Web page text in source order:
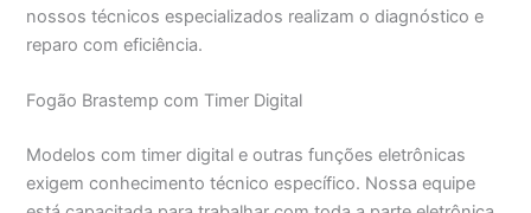
nossos técnicos especializados realizam o diagnóstico e
reparo com eficiência.
Fogão Brastemp com Timer Digital
Modelos com timer digital e outras funções eletrônicas
exigem conhecimento técnico específico. Nossa equipe